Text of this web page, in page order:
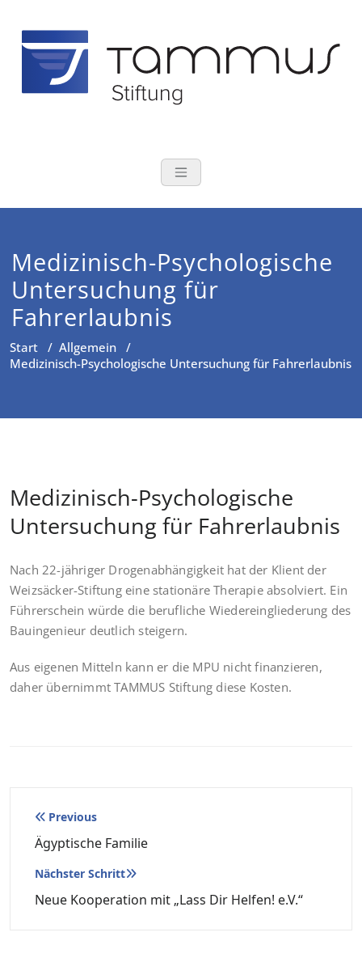
Inhalt
springen
TAMMUS
Medizinisch-Psychologische
Untersuchung für
Fahrerlaubnis
Start / Allgemein /
Medizinisch-Psychologische Untersuchung für Fahrerlaubnis
Medizinisch-Psychologische
Untersuchung für Fahrerlaubnis
Nach 22-jähriger Drogenabhängigkeit hat der Klient der
Weizsäcker-Stiftung eine stationäre Therapie absolviert. Ein
Führerschein würde die berufliche Wiedereingliederung des
Bauingenieur deutlich steigern.
Aus eigenen Mitteln kann er die MPU nicht finanzieren,
daher übernimmt TAMMUS Stiftung diese Kosten.
Beitragsnavigation
Previous
Ägyptische Familie
Nächster Schritt
Neue Kooperation mit „Lass Dir Helfen! e.V.“